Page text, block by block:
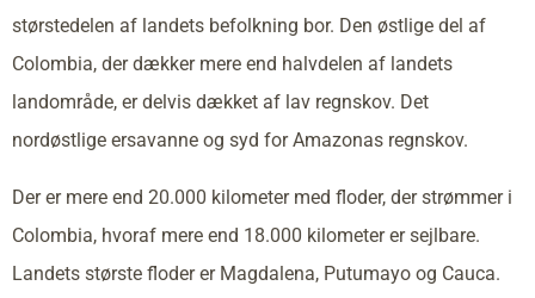
størstedelen af landets befolkning bor. Den østlige del af
Colombia, der dækker mere end halvdelen af landets
landområde, er delvis dækket af lav regnskov. Det
nordøstlige ersavanne og syd for Amazonas regnskov.
Der er mere end 20.000 kilometer med floder, der strømmer i
Colombia, hvoraf mere end 18.000 kilometer er sejlbare.
Landets største floder er Magdalena, Putumayo og Cauca.